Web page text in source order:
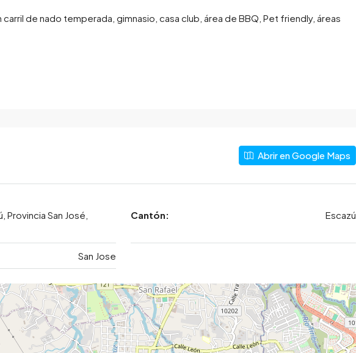
carril de nado temperada, gimnasio, casa club, área de BBQ, Pet friendly, áreas
Abrir en Google Maps
Provincia San José,
Cantón: Escazú
San Jose